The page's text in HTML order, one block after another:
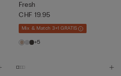
Fresh
CHF 19.95
Mix & Match 3+1 GRATIS
+5